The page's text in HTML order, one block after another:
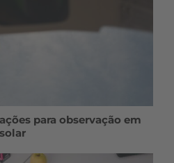
para observação em